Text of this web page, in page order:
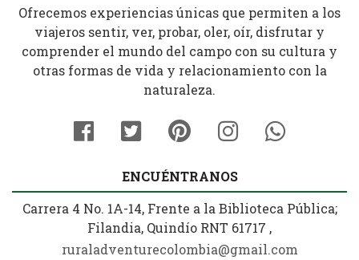
Ofrecemos experiencias únicas que permiten a los
viajeros sentir, ver, probar, oler, oír, disfrutar y
comprender el mundo del campo con su cultura y
otras formas de vida y relacionamiento con la
naturaleza.
ENCUÉNTRANOS
Carrera 4 No. 1A-14, Frente a la Biblioteca Pública;
Filandia, Quindío RNT 61717 ,
ruraladventurecolombia@gmail.com